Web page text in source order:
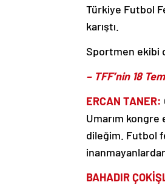
Türkiye Futbol
karıştı.
Sportmen ekibi
– TFF’nin 18
ERCAN TANER:
Umarım kongre
dileğim. Futbol
BAHADIR